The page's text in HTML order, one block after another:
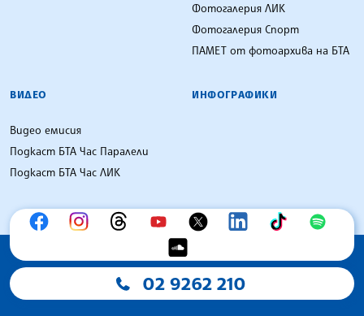
Фотогалерия ЛИК
Фотогалерия Спорт
ПАМЕТ от фотоархива на БТА
ВИДЕО
Видео емисия
Подкаст БТА Час Паралели
Подкаст БТА Час ЛИК
ИНФОГРАФИКИ
02 9262 210